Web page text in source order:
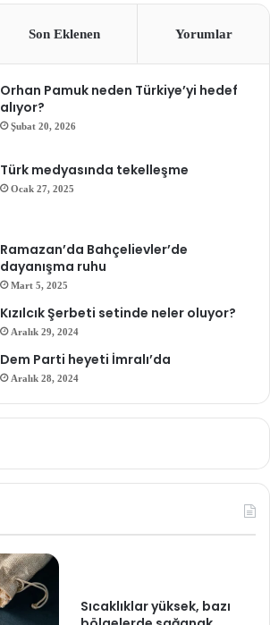
Son Eklenen Yorumlar
Orhan Pamuk neden Türkiye’yi hedef
alıyor?
Şubat 20, 2026
Türk medyasında tekelleşme
Ocak 27, 2025
Ramazan’da Bahçelievler’de
dayanışma ruhu
Mart 5, 2025
Kızılcık Şerbeti setinde neler oluyor?
Aralık 29, 2024
Dem Parti heyeti İmralı’da
Aralık 28, 2024
Sıcaklıklar yüksek, bazı